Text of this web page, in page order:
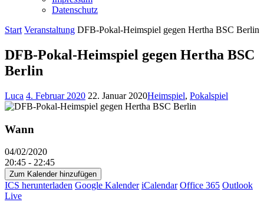
Datenschutz
Start Veranstaltung DFB-Pokal-Heimspiel gegen Hertha BSC Berlin
DFB-Pokal-Heimspiel gegen Hertha BSC
Berlin
Luca 4. Februar 2020 22. Januar 2020Heimspiel, Pokalspiel
Wann
04/02/2020
20:45 - 22:45
Zum Kalender hinzufügen
ICS herunterladen Google Kalender iCalendar Office 365 Outlook
Live